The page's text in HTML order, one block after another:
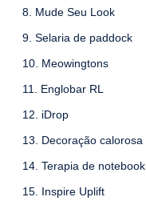
8. Mude Seu Look
9. Selaria de paddock
10. Meowingtons
11. Englobar RL
12. iDrop
13. Decoração calorosa
14. Terapia de notebook
15. Inspire Uplift